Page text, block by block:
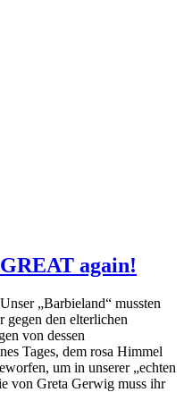
again!
„Barbieland“ mussten
gegen den elterlichen
von dessen
Tages, dem rosa Himmel
um in unserer „echten
von Greta Gerwig muss ihr